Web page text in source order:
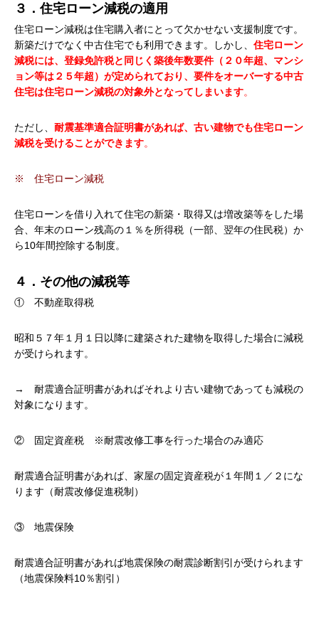
３．住宅ローン減税の適用
住宅ローン減税は住宅購入者にとって欠かせない支援制度です。
新築だけでなく中古住宅でも利用できます。しかし、 住宅ローン
減税には、登録免許税と同じく築後年数要件（２０年超、マンシ
ョン等は２５年超）が定められており、要件をオーバーする中古
住宅は住宅ローン減税の対象外となってしまいます。
ただし、 耐震基準適合証明書があれば、古い建物でも住宅ローン
減税を受けることができます。
※ 住宅ローン減税
住宅ローンを借り入れて住宅の新築・取得又は増改築等をした場
合、年末のローン残高の１％を所得税（一部、翌年の住民税）か
ら10年間控除する制度。
４．その他の減税等
① 不動産取得税
昭和５７年１月１日以降に建築された建物を取得した場合に減税
が受けられます。
→ 耐震適合証明書があればそれより古い建物であっても減税の
対象になります。
② 固定資産税 ※耐震改修工事を行った場合のみ適応
耐震適合証明書があれば、家屋の固定資産税が１年間１／２にな
ります（耐震改修促進税制）
③ 地震保険
耐震適合証明書があれば地震保険の耐震診断割引が受けられます
（地震保険料10％割引）